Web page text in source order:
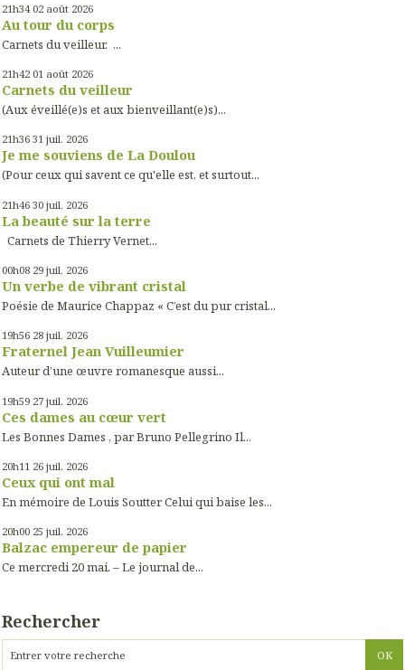
21h34 02 août 2026
Au tour du corps
Carnets du veilleur. ...
21h42 01 août 2026
Carnets du veilleur
(Aux éveillé(e)s et aux bienveillant(e)s)...
21h36 31 juil. 2026
Je me souviens de La Doulou
(Pour ceux qui savent ce qu'elle est, et surtout...
21h46 30 juil. 2026
La beauté sur la terre
Carnets de Thierry Vernet...
00h08 29 juil. 2026
Un verbe de vibrant cristal
Poésie de Maurice Chappaz « C’est du pur cristal...
19h56 28 juil. 2026
Fraternel Jean Vuilleumier
Auteur d’une œuvre romanesque aussi...
19h59 27 juil. 2026
Ces dames au cœur vert
Les Bonnes Dames , par Bruno Pellegrino Il...
20h11 26 juil. 2026
Ceux qui ont mal
En mémoire de Louis Soutter Celui qui baise les...
20h00 25 juil. 2026
Balzac empereur de papier
Ce mercredi 20 mai. – Le journal de...
Rechercher